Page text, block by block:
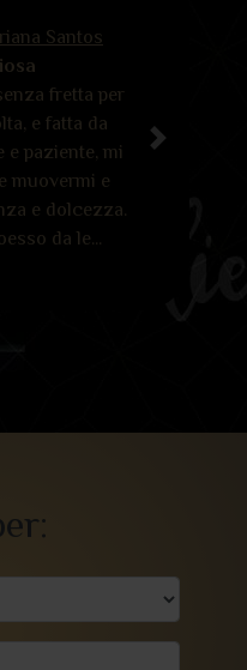
Santos
fretta per
e fatta da
paziente, mi
muovermi e
e dolcezza.
da le...
Next